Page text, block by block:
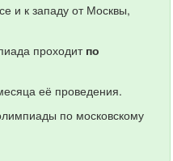
и к западу от Москвы,
проходит по
её проведения.
по московскому